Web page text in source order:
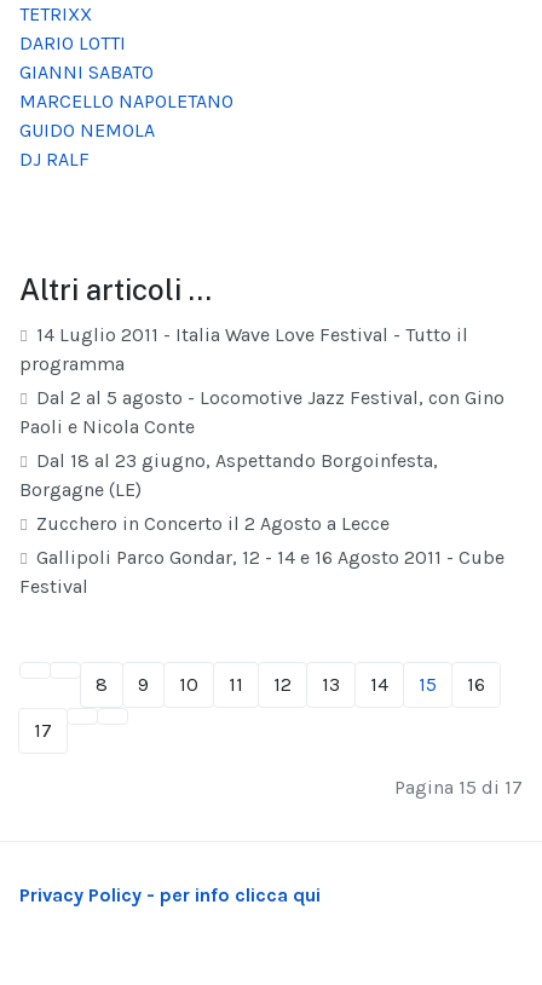
TETRIXX
DARIO LOTTI
GIANNI SABATO
MARCELLO NAPOLETANO
GUIDO NEMOLA
DJ RALF
Altri articoli …
14 Luglio 2011 - Italia Wave Love Festival - Tutto il
programma
Dal 2 al 5 agosto - Locomotive Jazz Festival, con Gino
Paoli e Nicola Conte
Dal 18 al 23 giugno, Aspettando Borgoinfesta,
Borgagne (LE)
Zucchero in Concerto il 2 Agosto a Lecce
Gallipoli Parco Gondar, 12 - 14 e 16 Agosto 2011 - Cube
Festival
8 9 10 11 12 13 14 15
16
17
Pagina 15 di 17
Privacy Policy - per info clicca qui